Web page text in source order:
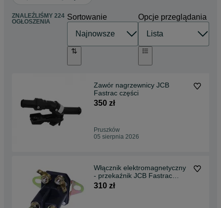
ZNALEŹLIŚMY 224
OGŁOSZENIA
Sortowanie Opcje przeglądania
Zawór nagrzewnicy JCB
Fastrac części
350 zł
Pruszków
05 sierpnia 2026
Włącznik elektromagnetyczny
- przekaźnik JCB Fastrac
250,- netto
310 zł